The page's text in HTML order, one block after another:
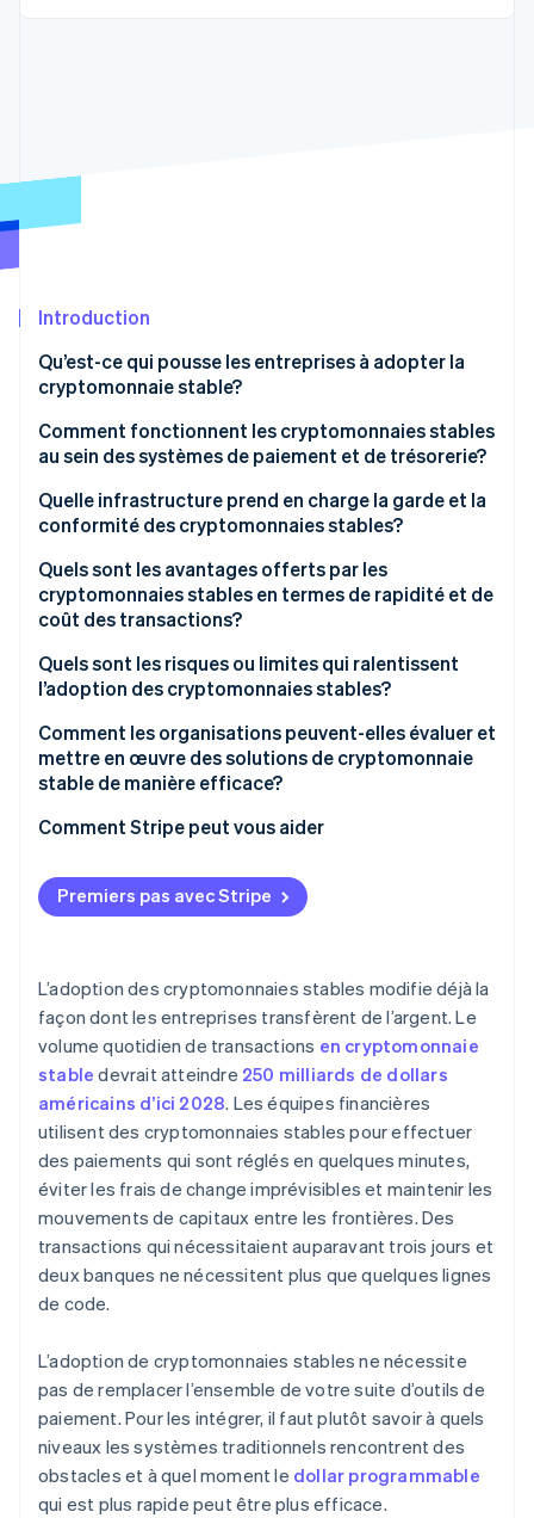
Atlas
Découvrez comment Stripe construit l’infrastructure
Regarder
Commerce de détail
État des API
Introduction
Qu’est-ce qui pousse les entreprises à adopter la
cryptomonnaie stable?
Comment fonctionnent les cryptomonnaies stables
au sein des systèmes de paiement et de trésorerie?
Réception des paiements
Transferts internes
Virements
Intégration
Quelle infrastructure prend en charge la garde et la
conformité des cryptomonnaies stables?
Garde digne de confiance
Liquidités, voie d’entrée et voie de sortie
Conformité facilement intégrée
Quels sont les avantages offerts par les
cryptomonnaies stables en termes de rapidité et de
coût des transactions?
Rapidité par défaut
Frais réduits, moins de surprises désagréables
Transparent de par sa conception
Quels sont les risques ou limites qui ralentissent
l’adoption des cryptomonnaies stables?
Réglementation peu claire
Ajustement du système et lacunes en matière
Risque de sécurité
Effets de réseau naissants
Comment les organisations peuvent-elles évaluer et
mettre en œuvre des solutions de cryptomonnaie
stable de manière efficace?
Comment Stripe peut vous aider
Premiers pas avec Stripe
L’adoption des cryptomonnaies stables modifie déjà la
façon dont les entreprises transfèrent de l’argent. Le
volume quotidien de transactions en cryptomonnaie
stable devrait atteindre 250 milliards de dollars
américains d’ici 2028. Les équipes financières
utilisent des cryptomonnaies stables pour effectuer
des paiements qui sont réglés en quelques minutes,
éviter les frais de change imprévisibles et maintenir les
mouvements de capitaux entre les frontières. Des
transactions qui nécessitaient auparavant trois jours et
deux banques ne nécessitent plus que quelques lignes
de code.
L’adoption de cryptomonnaies stables ne nécessite
pas de remplacer l’ensemble de votre suite d’outils de
paiement. Pour les intégrer, il faut plutôt savoir à quels
niveaux les systèmes traditionnels rencontrent des
obstacles et à quel moment le dollar programmable
qui est plus rapide peut être plus efficace.